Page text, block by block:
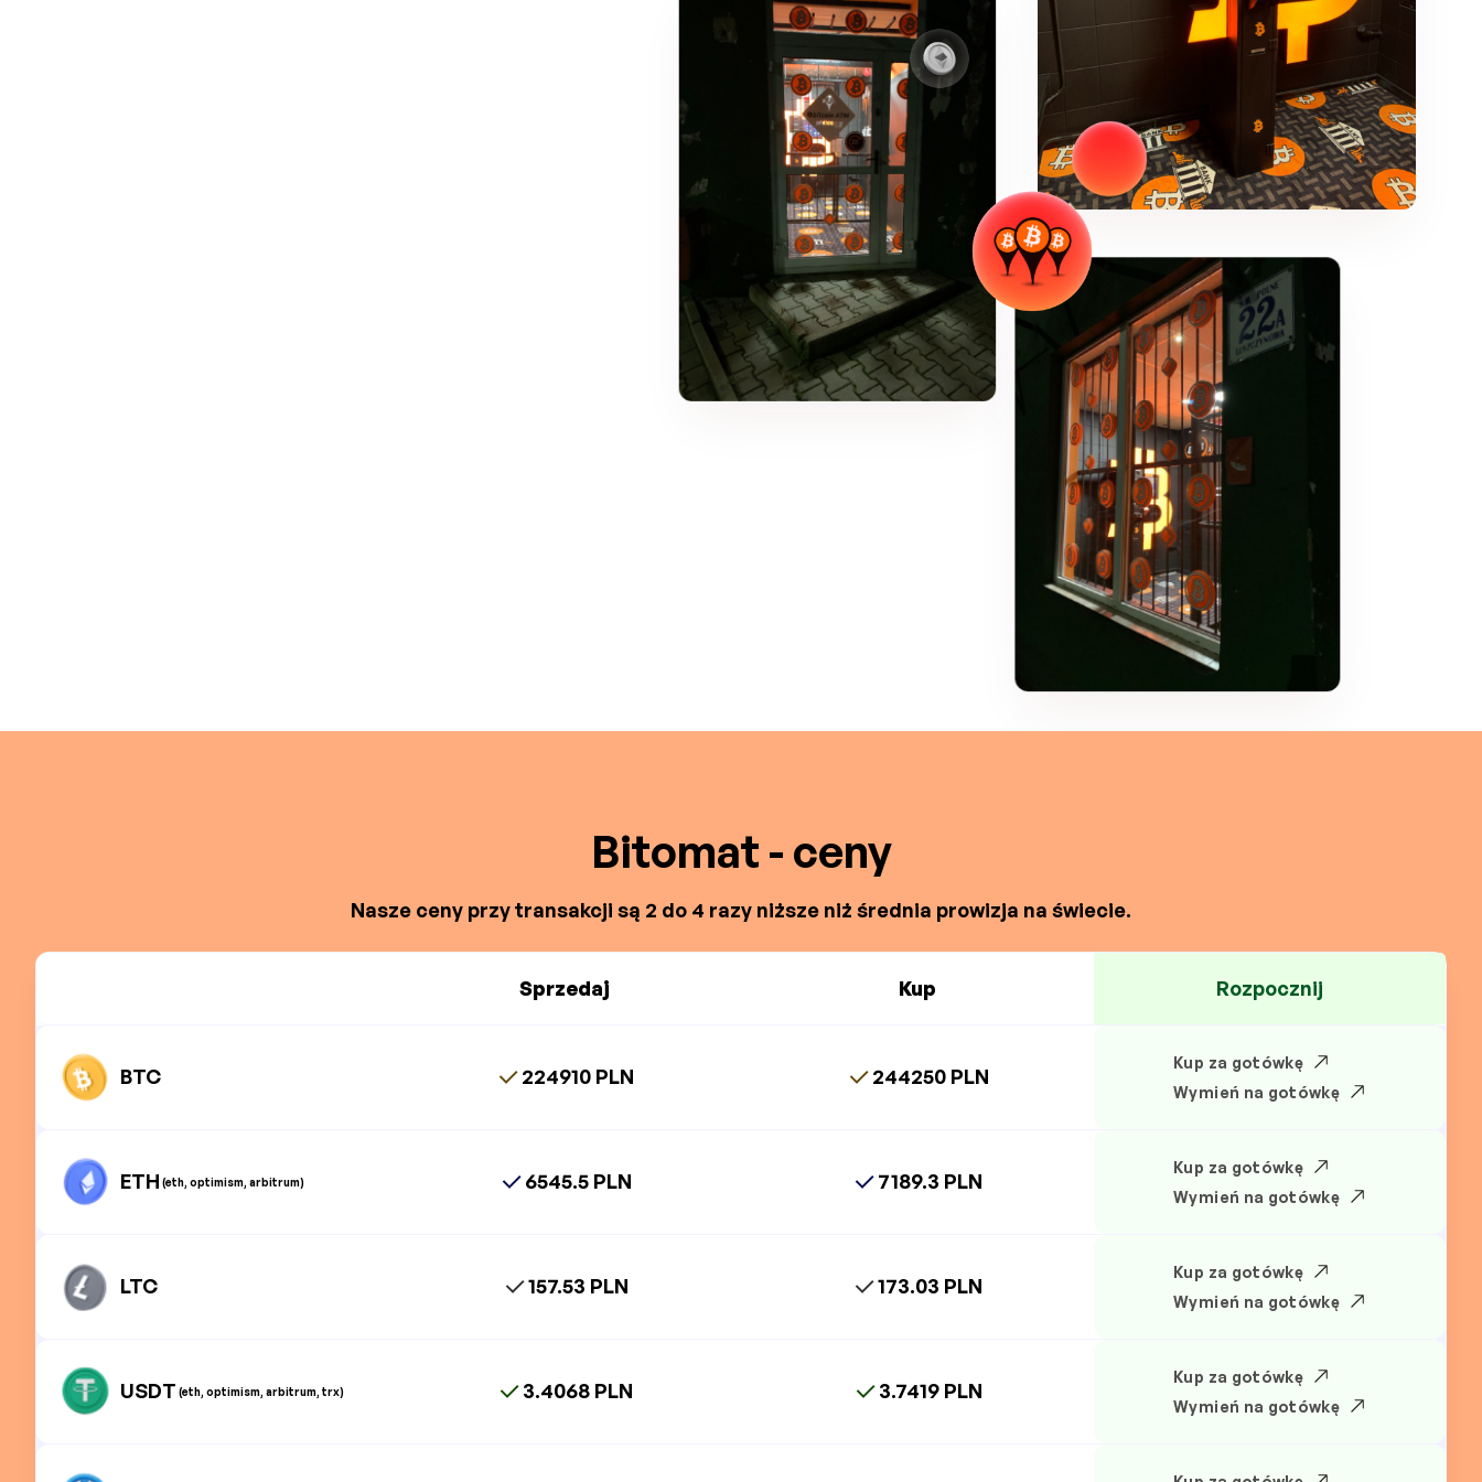
Bitomat - ceny
Nasze ceny przy transakcji są 2 do 4 razy niższe niż średnia prowizja na świecie.
Sprzedaj Kup Rozpocznij
BTC 224910 PLN 244250 PLN
Kup za gotówkę
Wymień na gotówkę
ETH (eth, optimism, arbitrum) 6545.5 PLN 7189.3 PLN
Kup za gotówkę
Wymień na gotówkę
LTC 157.53 PLN 173.03 PLN
Kup za gotówkę
Wymień na gotówkę
USDT (eth, optimism, arbitrum, trx) 3.4068 PLN 3.7419 PLN
Kup za gotówkę
Wymień na gotówkę